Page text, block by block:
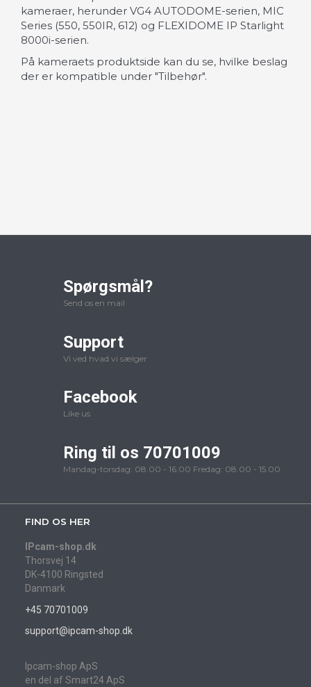
kameraer, herunder VG4 AUTODOME-serien, MIC
Series (550, 550IR, 612) og FLEXIDOME IP Starlight
8000i-serien.
På kameraets produktside kan du se, hvilke beslag
der er kompatible under "Tilbehør".
Spørgsmål?
Send os en mail
Support
Vi ved hvad vi sælger
Facebook
Like us
Ring til os 70701009
Mandag-torsdag: 08.00 - 16.00 Fredag: 08.00 - 15.00
FIND OS HER
IPcam-shop.dk
Thorsvej 14
DK-4100 Ringsted
Danmark
+45 70701009
support@ipcam-shop.dk
Ipcam-shop ApS
en del af Smart24 ApS